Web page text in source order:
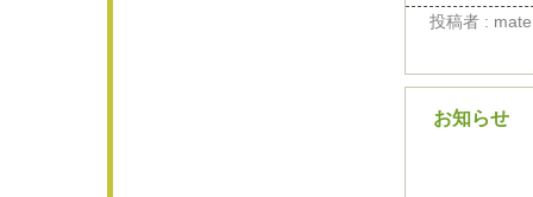
投稿者 :
お知らせ